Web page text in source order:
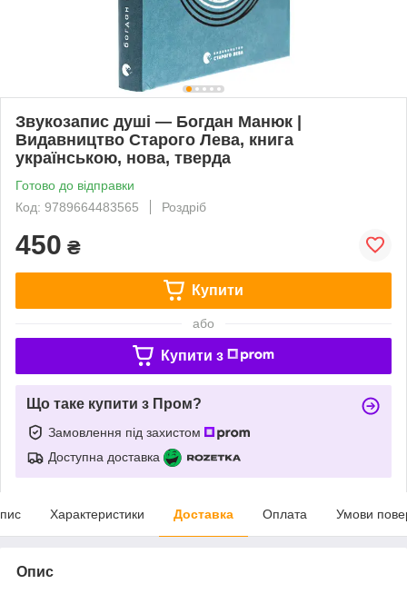
Звукозапис душі — Богдан Манюк |
Видавництво Старого Лева, книга
українською, нова, тверда
Готово до відправки
Код: 9789664483565
Роздріб
450 ₴
Купити
або
Купити з
Що таке купити з Пром?
Замовлення під захистом
Доступна доставка
Характеристики Доставка Оплата Умови
Опис